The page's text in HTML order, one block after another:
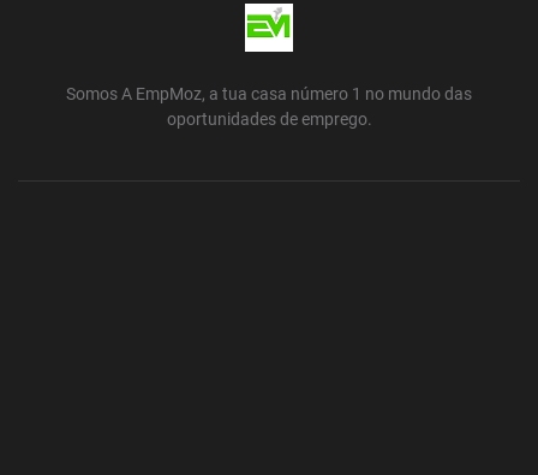
Somos A EmpMoz, a tua casa número 1 no mundo das
oportunidades de emprego.